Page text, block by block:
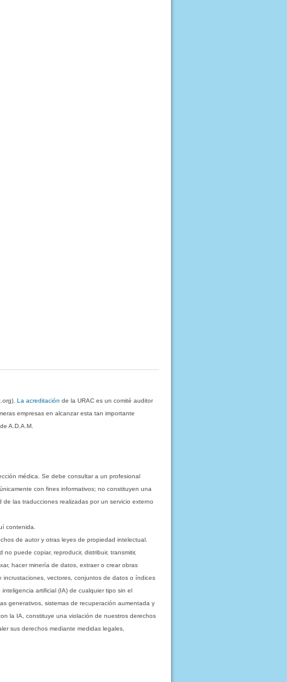
La acreditación de la URAC es un comité auditor
empresas en alcanzar esta tan importante
de A.D.A.M.
médica. Se debe consultar a un profesional
con fines informativos; no constituyen una
las traducciones realizadas por un servicio externo
contenida.
de autor y otras leyes de propiedad intelectual.
puede copiar, reproducir, distribuir, transmitir,
hacer minería de datos, extraer o crear obras
vectores, conjuntos de datos o índices
artificial (IA) de cualquier tipo sin el
generativos, sistemas de recuperación aumentada y
la IA, constituye una violación de nuestros derechos
sus derechos mediante medidas legales,